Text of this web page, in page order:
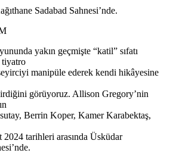
Sadabad Sahnesi’nde.
yakın geçmişte “katil” sıfatı
tiyatro
manipüle ederek kendi hikâyesine
görüyoruz. Allison Gregory’nin
Berrin Koper, Kamer Karabektaş,
tarihleri arasında Üsküdar